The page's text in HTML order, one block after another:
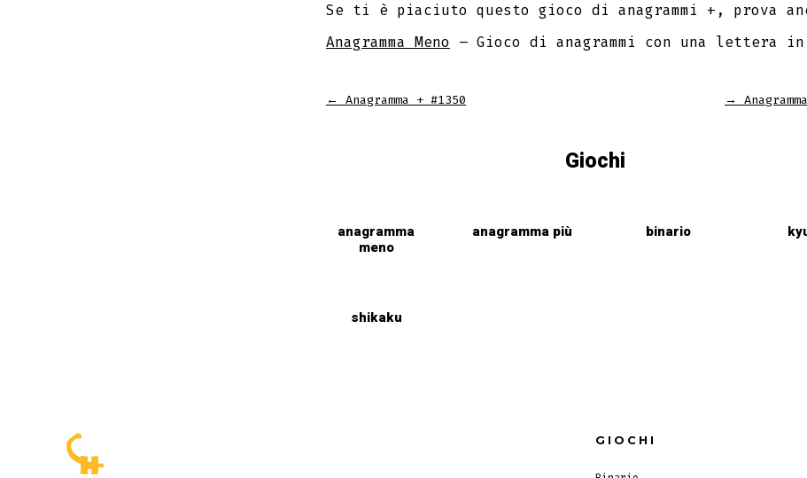
Se ti è piaciuto questo gioco di anagrammi +, prova
Anagramma Meno – Gioco di anagrammi con una lettera in
← Anagramma + #1350 →
Giochi
anagramma
meno
anagramma più binario
shikaku
GIOCHI